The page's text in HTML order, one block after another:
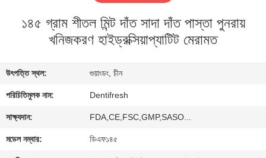
কারখানা
মান
নিয়ন্ত্রণ
যোগাযোগ
১৪৫ গ্রাম শীতল মিন্ট দাঁত সাদা দাঁত পাস্তা পুনরায়
খনিজকরণ হাইড্রক্সিয়াপ্যাটিট মেরামত
উৎপত্তি স্থল: গুয়াংডং, চীন
পরিচিতিমুলক নাম: Dentifresh
সাক্ষ্যদান: FDA,CE,FSC,GMP,SASO...
মডেল নম্বার: ডিএফ১৪৫